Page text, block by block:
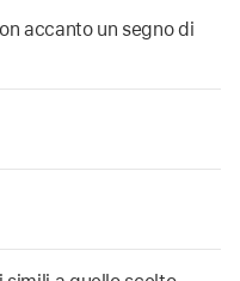
accanto un segno di